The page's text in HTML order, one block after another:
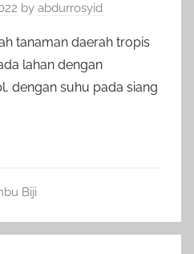
by abdurrosyid
tanaman daerah tropis
lahan dengan
dengan suhu pada siang
Biji